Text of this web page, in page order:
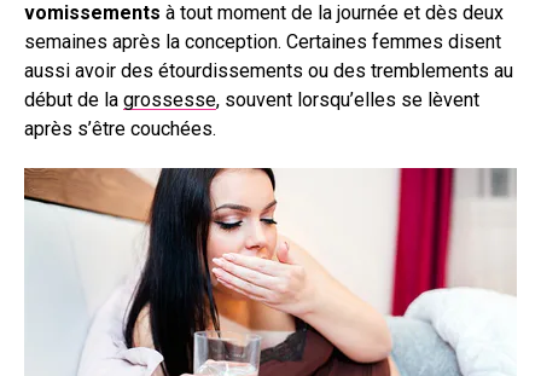
vomissements à tout moment de la journée et dès deux
semaines après la conception. Certaines femmes disent
aussi avoir des étourdissements ou des tremblements au
début de la grossesse, souvent lorsqu’elles se lèvent
après s’être couchées.